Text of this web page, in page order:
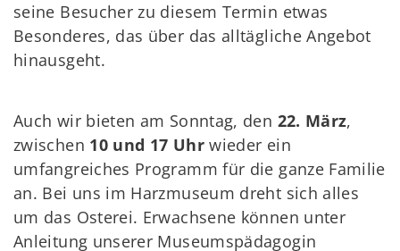
seine Besucher zu diesem Termin etwas
Besonderes, das über das alltägliche Angebot
hinausgeht.
Auch wir bieten am Sonntag, den 22. März,
zwischen 10 und 17 Uhrwieder ein
umfangreiches Programm für die ganze Familie
an. Bei uns im Harzmuseum dreht sich alles
um das Osterei. Erwachsene können unter
Anleitung unserer Museumspädagogin